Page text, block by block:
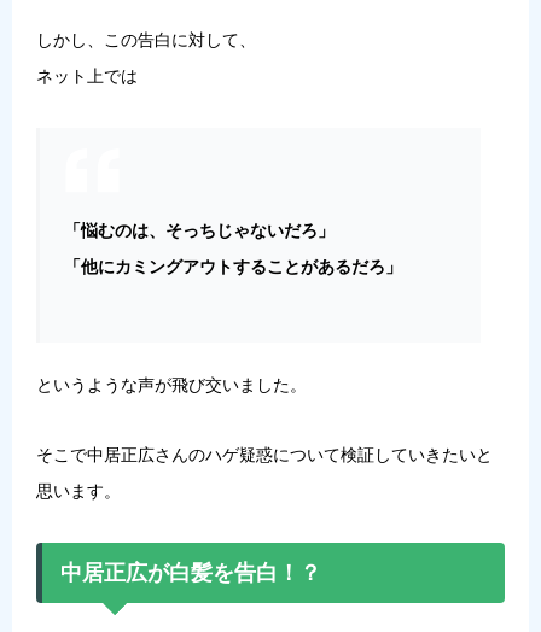
しかし、この告白に対して、
ネット上では
「悩むのは、そっちじゃないだろ」
「他にカミングアウトすることがあるだろ」
というような声が飛び交いました。
そこで中居正広さんのハゲ疑惑について検証していきたいと
思います。
中居正広が白髪を告白！？